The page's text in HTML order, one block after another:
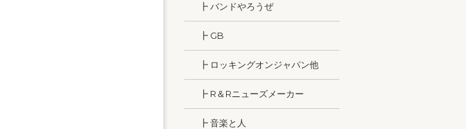
┣ バンドやろうぜ
┣ GB
┣ ロッキングオンジャパン他
┣ R＆Rニューズメーカー
┣ 音楽と人